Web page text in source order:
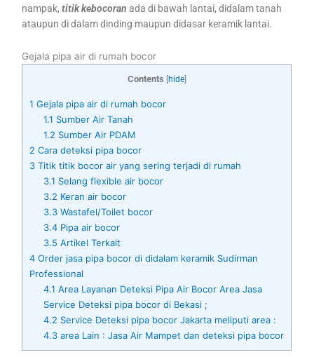
nampak,titik kebocoran ada di bawah lantai, didalam tanah
ataupun di dalam dinding maupun didasar keramik lantai.
Gejala pipa air di rumah bocor
Contents [hide]
1 Gejala pipa air di rumah bocor
1.1 Sumber Air Tanah
1.2 Sumber Air PDAM
2 Cara deteksi pipa bocor
3 Titik titik bocor air yang sering terjadi di rumah
3.1 Selang flexible air bocor
3.2 Keran air bocor
3.3Wastafel/Toilet bocor
3.4Pipa air bocor
3.5 Artikel Terkait
4 Order jasa pipa bocor di didalam keramik Sudirman
Professional
4.1 Area Layanan Deteksi Pipa Air Bocor Area Jasa
Service Deteksi pipa bocor di Bekasi ;
4.2 Service Deteksi pipa bocor Jakarta meliputi area :
4.3area Lain : Jasa Air Mampet dan deteksi pipa bocor